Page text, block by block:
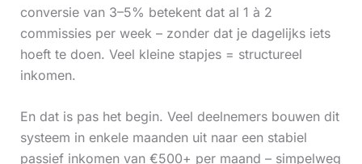
conversie van 3–5% betekent dat al 1 à 2
commissies per week – zonder dat je dagelijks iets
hoeft te doen. Veel kleine stapjes = structureel
inkomen.
En dat is pas het begin. Veel deelnemers bouwen dit
systeem in enkele maanden uit naar een stabiel
passief inkomen van €500+ per maand – simpelweg